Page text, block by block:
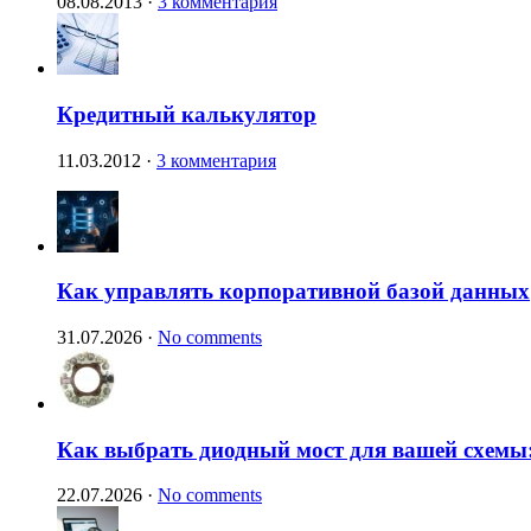
Кредитный калькулятор
11.03.2012 · 3 комментария
Как управлять корпоративной базой данных
31.07.2026 · No comments
Как выбрать диодный мост для вашей
22.07.2026 · No comments